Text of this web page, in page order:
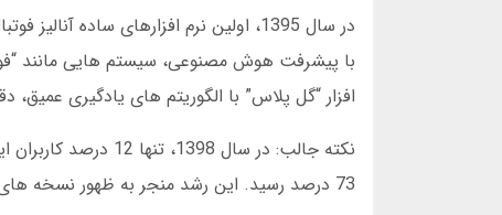
افزار “گل پلاس” با الگوریتم های یادگیری عمیق، دقت خود را
73 درصد رسید. این رشد منجر به ظهور نسخه های فارسی شده با رابط کاربری ساده شد.